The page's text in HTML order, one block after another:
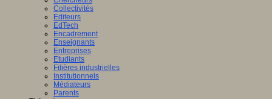
Collectivités
Editeurs
EdTech
Encadrement
Enseignants
Entreprises
Etudiants
Filières industrielles
Institutionnels
Médiateurs
Parents